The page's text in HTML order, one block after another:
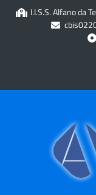
contenutoI.I.S.S. Alfano da